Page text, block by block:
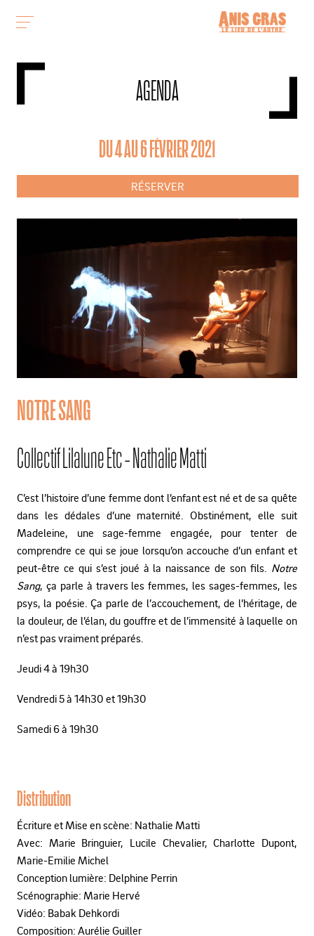
AGENDA
DU 4 AU 6 FÉVRIER 2021
RÉSERVER
NOTRE SANG
Collectif Lilalune Etc - Nathalie Matti
C’est l’histoire d’une femme dont l’enfant est né et de sa quête
dans les dédales d’une maternité. Obstinément, elle suit
Madeleine, une sage-femme engagée, pour tenter de
comprendre ce qui se joue lorsqu’on accouche d’un enfant et
peut-être ce qui s’est joué à la naissance de son fils. Notre
Sang, ça parle à travers les femmes, les sages-femmes, les
psys, la poésie. Ça parle de l’accouchement, de l’héritage, de
la douleur, de l’élan, du gouffre et de l’immensité à laquelle on
n’est pas vraiment préparés.
Jeudi 4 à 19h30
Vendredi 5 à 14h30 et 19h30
Samedi 6 à 19h30
Distribution
Écriture et Mise en scène: Nathalie Matti
Avec: Marie Bringuier, Lucile Chevalier, Charlotte Dupont,
Marie-Emilie Michel
Conception lumière: Delphine Perrin
Scénographie: Marie Hervé
Vidéo: Babak Dehkordi
Composition: Aurélie Guiller